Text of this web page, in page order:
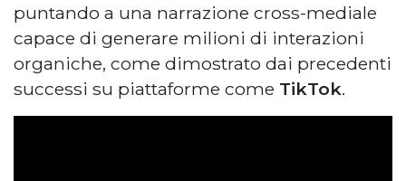
puntando a una narrazione cross-mediale
capace di generare milioni di interazioni
organiche, come dimostrato dai precedenti
successi su piattaforme come TikTok.